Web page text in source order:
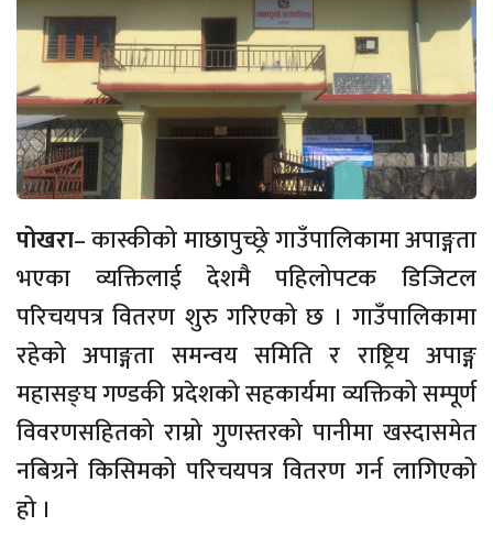
पोखरा– कास्कीको माछापुच्छ्रे गाउँपालिकामा अपाङ्गता
भएका व्यक्तिलाई देशमै पहिलोपटक डिजिटल
परिचयपत्र वितरण शुरु गरिएको छ । गाउँपालिकामा
रहेको अपाङ्गता समन्वय समिति र राष्ट्रिय अपाङ्ग
महासङ्घ गण्डकी प्रदेशको सहकार्यमा व्यक्तिको सम्पूर्ण
विवरणसहितको राम्रो गुणस्तरको पानीमा खस्दासमेत
नबिग्रने किसिमको परिचयपत्र वितरण गर्न लागिएको
हो ।